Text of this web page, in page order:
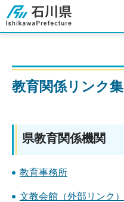
石川県
教育関係リンク集
県教育関係機関
教育事務所
文教会館（外部リンク）